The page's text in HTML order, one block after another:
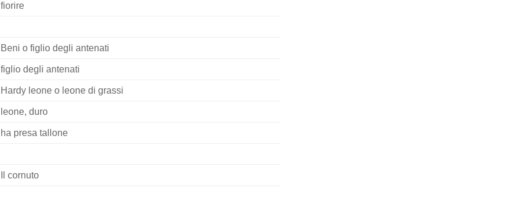
fiorire
Beni o figlio degli antenati
figlio degli antenati
Hardy leone o leone di grassi
leone, duro
ha presa tallone
Il cornuto